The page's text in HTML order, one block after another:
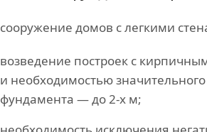
сооружение домов с легкими
возведение построек с
и необходимостью
фундамента — до 2-х м;